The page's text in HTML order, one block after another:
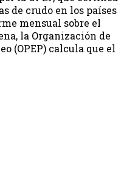
de crudo en los países
mensual sobre el
la Organización de
(OPEP) calcula que el